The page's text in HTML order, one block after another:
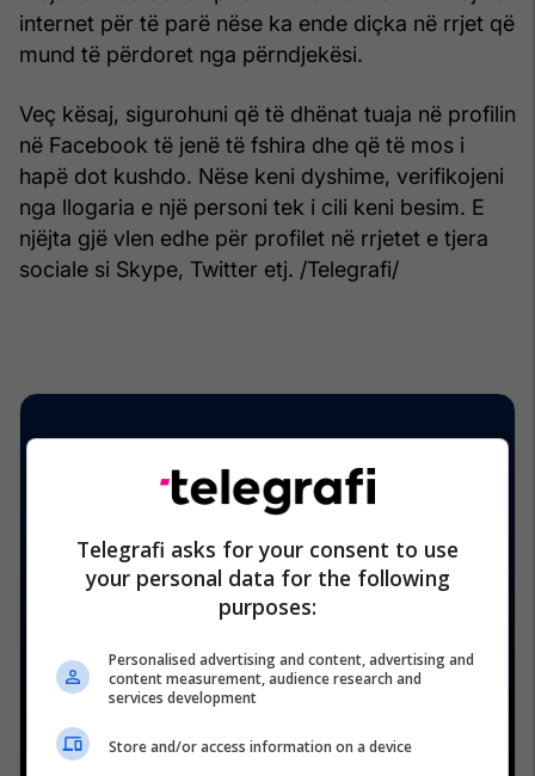
internet për të parë nëse ka ende diçka në rrjet që
mund të përdoret nga përndjekësi.
Veç kësaj, sigurohuni që të dhënat tuaja në profilin
në Facebook të jenë të fshira dhe që të mos i
hapë dot kushdo. Nëse keni dyshime, verifikojeni
nga llogaria e një personi tek i cili keni besim. E
njëjta gjë vlen edhe për profilet në rrjetet e tjera
sociale si Skype, Twitter etj. /Telegrafi/
Telegrafi asks for your consent to use
your personal data for the following
purposes:
Personalised advertising and content, advertising and
content measurement, audience research and
services development
Store and/or access information on a device